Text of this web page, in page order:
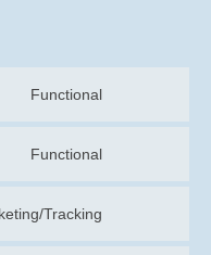
des compétences à
(PAP)
Functional
Functional
Tracking